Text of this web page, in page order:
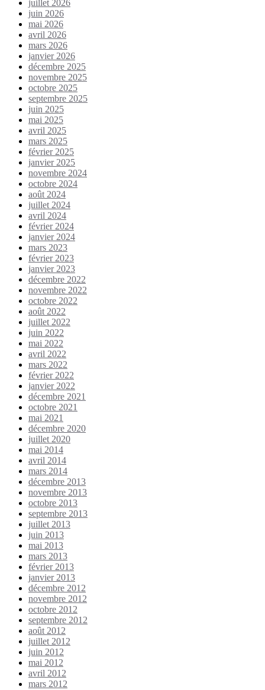
juillet 2026
juin 2026
mai 2026
avril 2026
mars 2026
janvier 2026
décembre 2025
novembre 2025
octobre 2025
septembre 2025
juin 2025
mai 2025
avril 2025
mars 2025
février 2025
janvier 2025
novembre 2024
octobre 2024
août 2024
juillet 2024
avril 2024
février 2024
janvier 2024
mars 2023
février 2023
janvier 2023
décembre 2022
novembre 2022
octobre 2022
août 2022
juillet 2022
juin 2022
mai 2022
avril 2022
mars 2022
février 2022
janvier 2022
décembre 2021
octobre 2021
mai 2021
décembre 2020
juillet 2020
mai 2014
avril 2014
mars 2014
décembre 2013
novembre 2013
octobre 2013
septembre 2013
juillet 2013
juin 2013
mai 2013
mars 2013
février 2013
janvier 2013
décembre 2012
novembre 2012
octobre 2012
septembre 2012
août 2012
juillet 2012
juin 2012
mai 2012
avril 2012
mars 2012